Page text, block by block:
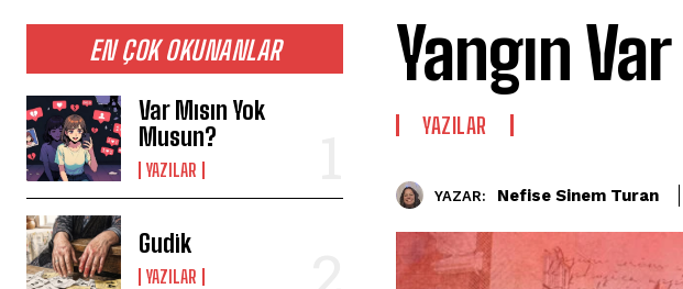
EN ÇOK OKUNANLAR
Var Mısın Yok
Musun?
YAZILAR
Gudik
YAZILAR
Yangın Var
YAZILAR
YAZAR: Nefise Sinem Turan